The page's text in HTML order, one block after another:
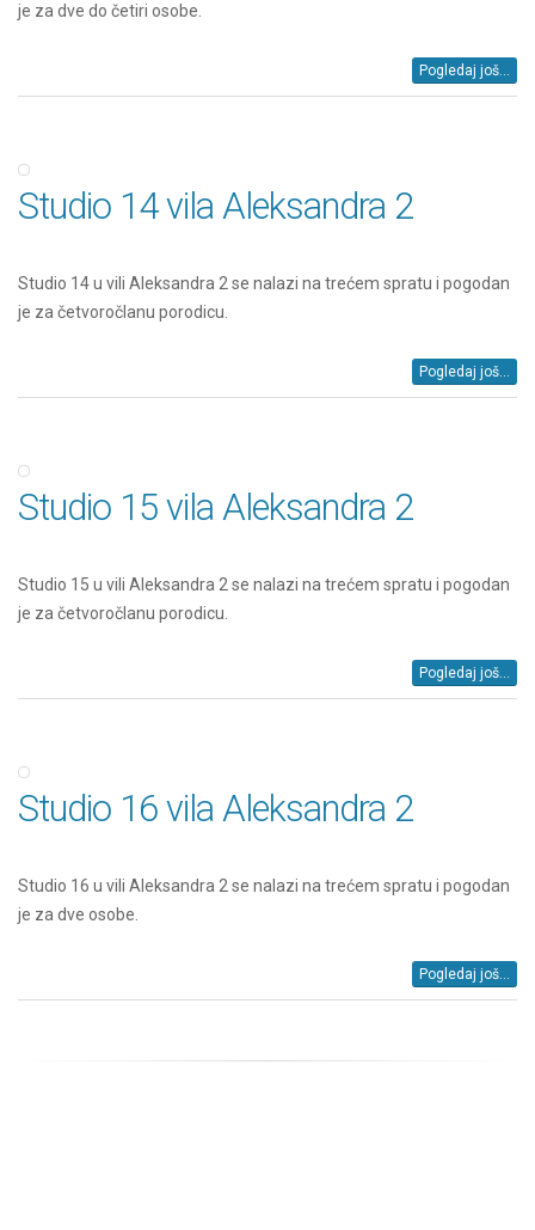
je za dve do četiri osobe.
Pogledaj još...
Studio 14 vila Aleksandra 2
Studio 14 u vili Aleksandra 2 se nalazi na trećem spratu i pogodan
je za četvoročlanu porodicu.
Pogledaj još...
Studio 15 vila Aleksandra 2
Studio 15 u vili Aleksandra 2 se nalazi na trećem spratu i pogodan
je za četvoročlanu porodicu.
Pogledaj još...
Studio 16 vila Aleksandra 2
Studio 16 u vili Aleksandra 2 se nalazi na trećem spratu i pogodan
je za dve osobe.
Pogledaj još...